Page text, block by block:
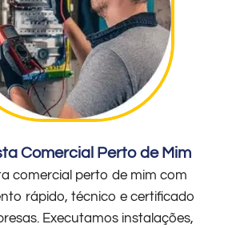
Comercial Perto de Mim
comercial perto de mim com
rápido, técnico e certificado
Executamos instalações,